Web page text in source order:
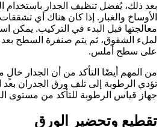
بعد ذلك، يُفضل تنظيف الجدار باستخدام
الأوساخ والغبار. إذا كان هناك أي
معالجتها قبل البدء في التركيب. يمكن
لملء الشقوق، ثم يتم صنفرة السطح
على سطح أملس.
من المهم أيضًا التأكد من أن الجدار
تؤدي الرطوبة إلى تلف ورق الجدران
جهاز قياس الرطوبة للتأكد من مستوى
تقطيع وتحضير الورق